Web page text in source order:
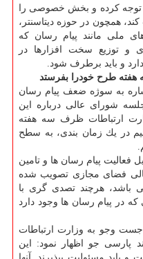
توجه كرده و بخش خصوصی را
همچون در حوزه دیتاسنتر،
ملی مانند پیام رسان كه
و توزیع سخت افزارها در
و باید برطرف شود.
طرح خودرا بفرستد
به سوژه ضعف پیام رسان
شورای عالی درباره این
ارتباطات ظرف سه هفته
در یك زمان بندی، به سطح
فعالیت پیام رسان ها و تامین
فضای مجازی تصویب شده
باشد، هرچند تصدی گری با
در پیام رسان ها وجود دارد
وجو به وزارت ارتباطات
پارسی جو اظهار نمود: این